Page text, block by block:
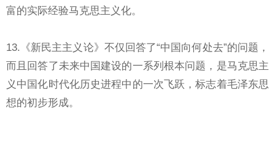
富的实际经验马克思主义化。
13.《新民主主义论》不仅回答了“中国向何处去”的问题，
而且回答了未来中国建设的一系列根本问题，是马克思主
义中国化时代化历史进程中的一次飞跃，标志着毛泽东思
想的初步形成。